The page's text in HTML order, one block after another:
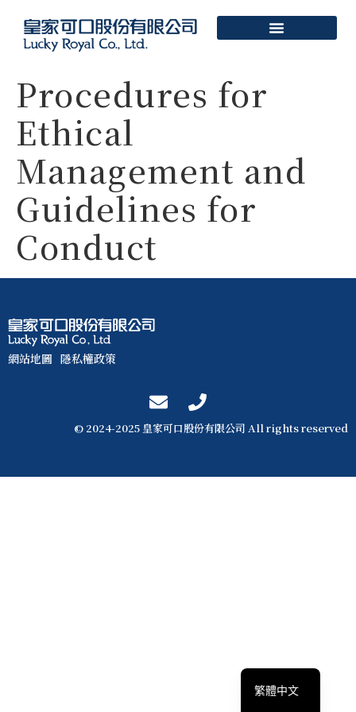
Procedures for
Ethical
Management and
Guidelines for
Conduct
網站地圖 隱私權政策
© 2024-2025 皇家可口股份有限公司 All rights reserved
繁體中文